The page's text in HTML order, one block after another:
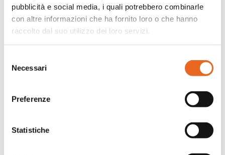
pubblicità e social media, i quali potrebbero combinarle
con altre informazioni che ha fornito loro o che hanno
raccolto dal suo utilizzo dei loro servizi.
delNecessari
Preferenze
Statistiche
esiste il servizio a Dio senza il servizio
all’uomo e il servizio all’uomo è allo
stesso tempo servizio a Dio.” Un
Sapeva costruire ponti e sostenere il
Nonostante fosse sempre
anche alle necessità più semplici. Per